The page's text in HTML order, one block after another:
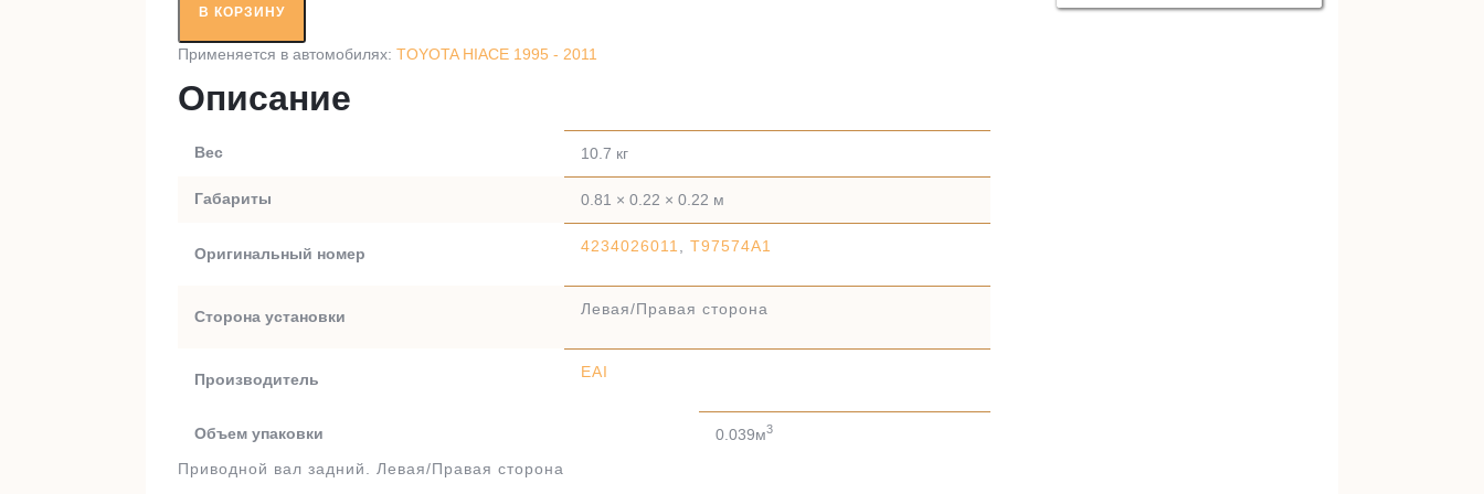
валВ КОРЗИНУ
Применяется в автомобилях: TOYOTA HIACE 1995 - 2011
Описание
Вес 10.7 кг
Габариты 0.81 × 0.22 × 0.22 м
Оригинальный номер 4234026011 T97574A1
Сторона установки Левая/Правая сторона
Производитель EAI
Объем упаковки 0.039м3
Приводной вал задний. Левая/Правая сторона